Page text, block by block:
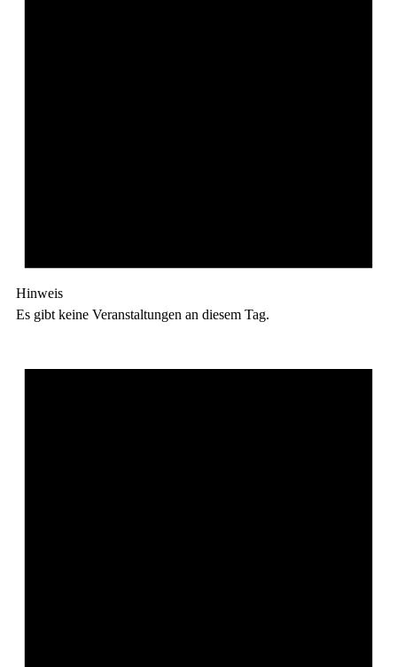
Hinweis
Es gibt keine Veranstaltungen an diesem Tag.